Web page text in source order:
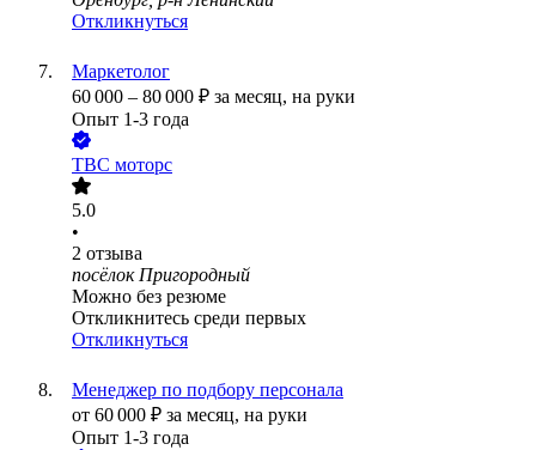
Откликнуться
Маркетолог
60 000 – 80 000 ₽ за месяц, на руки
Опыт 1-3 года
ТВС моторс
5.0
•
2 отзыва
посёлок Пригородный
Можно без резюме
Откликнитесь среди первых
Откликнуться
Менеджер по подбору персонала
от 60 000 ₽ за месяц, на руки
Опыт 1-3 года